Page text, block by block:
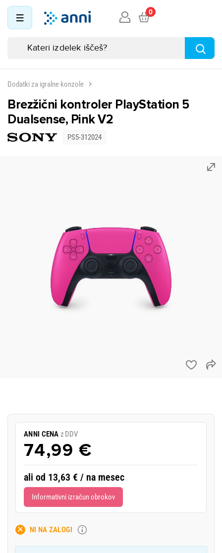
0
Dodatki za igralne konzole
Brezžični kontroler PlayStation 5
Dualsense, Pink V2
PS5-312024
ANNI CENA z DDV
74,99 €
ali od 13,63 € / na mesec
Informativni izračun obrokov
NI NA ZALOGI